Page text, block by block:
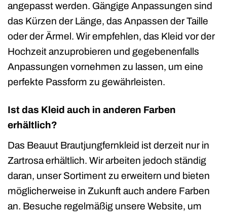
angepasst werden. Gängige Anpassungen sind
das Kürzen der Länge, das Anpassen der Taille
oder der Ärmel. Wir empfehlen, das Kleid vor der
Hochzeit anzuprobieren und gegebenenfalls
Anpassungen vornehmen zu lassen, um eine
perfekte Passform zu gewährleisten.
Ist das Kleid auch in anderen Farben
erhältlich?
Das Beauut Brautjungfernkleid ist derzeit nur in
Zartrosa erhältlich. Wir arbeiten jedoch ständig
daran, unser Sortiment zu erweitern und bieten
möglicherweise in Zukunft auch andere Farben
an. Besuche regelmäßig unsere Website, um